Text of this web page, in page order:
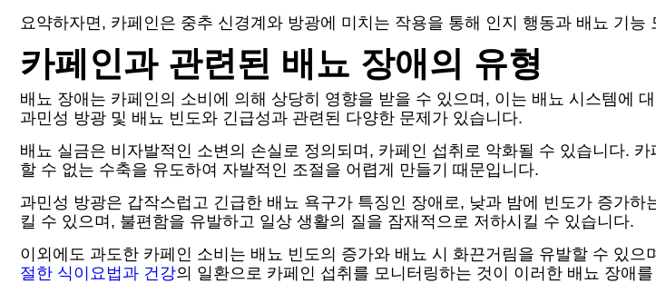
요약하자면, 카페인은 중추 신경계와 방광에 미치는 작용을 통해 인지 행동과 배뇨 기능
카페인과 관련된 배뇨 장애의 유형
배뇨 장애는 카페인의 소비에 의해 상당히 영향을 받을 수 있으며, 이는 배뇨 시스템에
과민성 방광 및 배뇨 빈도와 긴급성과 관련된 다양한 문제가 있습니다.
배뇨 실금은 비자발적인 소변의 손실로 정의되며, 카페인 섭취로 악화될 수 있습니다.
할 수 없는 수축을 유도하여 자발적인 조절을 어렵게 만들기 때문입니다.
과민성 방광은 갑작스럽고 긴급한 배뇨 욕구가 특징인 장애로, 낮과 밤에 빈도가 증가
킬 수 있으며, 불편함을 유발하고 일상 생활의 질을 잠재적으로 저하시킬 수 있습니다.
이외에도 과도한 카페인 소비는 배뇨 빈도의 증가와 배뇨 시 화끈거림을 유발할 수 있
절한 식이요법과 건강의 일환으로 카페인 섭취를 모니터링하는 것이 이러한 배뇨 장애